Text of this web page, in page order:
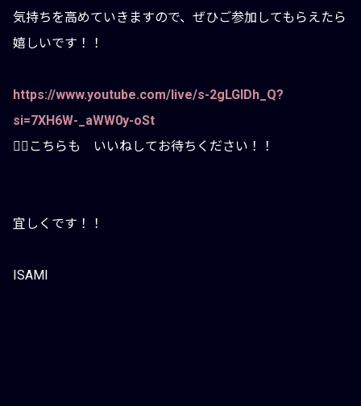
気持ちを高めていきますので、ぜひご参加してもらえたら
嬉しいです！！
https://www.youtube.com/live/s-2gLGIDh_Q?
si=7XH6W-_aWW0y-oSt
💁‍♀️こちらも いいねしてお待ちください！！
宜しくです！！
ISAMI